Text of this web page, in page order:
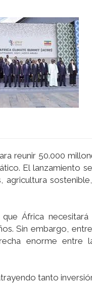
reunir 50.000
El lanzamiento
agricultura
África
Sin embargo,
enorme entre
tanto